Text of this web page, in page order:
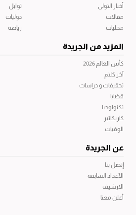
أخبار الاولى
مقالات
محليات
توابل
دوليات
رياضة
المزيد من الجريدة
كأس العالم 2026
آخر كلام
تحقيقات و دراسات
قضايا
تكنولوجيا
كاريكاتير
الوفيات
عن الجريدة
إتصل بنا
الأعداد السابقة
الارشيف
أعلن معنا